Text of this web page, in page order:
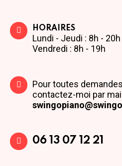
HORAIRES
Lundi - Jeudi : 8h - 20h
Vendredi : 8h - 19h
Pour toutes
contactez-moi par
06 13 07 12 21